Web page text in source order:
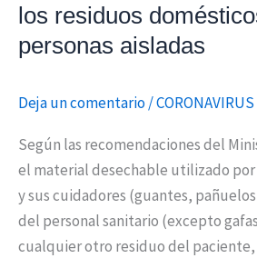
los residuos
personas aisladas
Deja un comentario/CORONAVIRUS
Según las recomendaciones del
el material desechable utilizado por
y sus cuidadores (guantes,
del personal sanitario (excepto
cualquier otro residuo del paciente,